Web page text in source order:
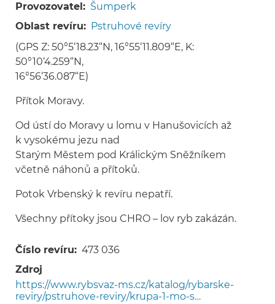
Provozovatel
Šumperk
Oblast revíru
Pstruhové revíry
(GPS Z: 50°5‘18.23“N, 16°55‘11.809“E, K:
50°10‘4.259“N,
16°56‘36.087“E)
Přítok Moravy.
Od ústí do Moravy u lomu v Hanušovicích až
k vysokému jezu nad
Starým Městem pod Králickým Sněžníkem
včetně náhonů a přítoků.
Potok Vrbenský k revíru nepatří.
Všechny přítoky jsou CHRO – lov ryb zakázán.
Číslo revíru
473 036
Zdroj
https://www.rybsvaz-ms.cz/katalog/rybarske-
reviry/pstruhove-reviry/krupa-1-mo-s…